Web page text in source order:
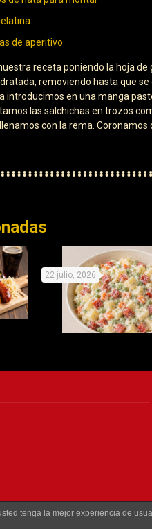
de aperitivo
receta poniendo la hoja
removiendo hasta que
introducimos en una manga
las salchichas en trozos
con la rema. Coronamos
22 julio, 2026
tenga la mejor experiencia de